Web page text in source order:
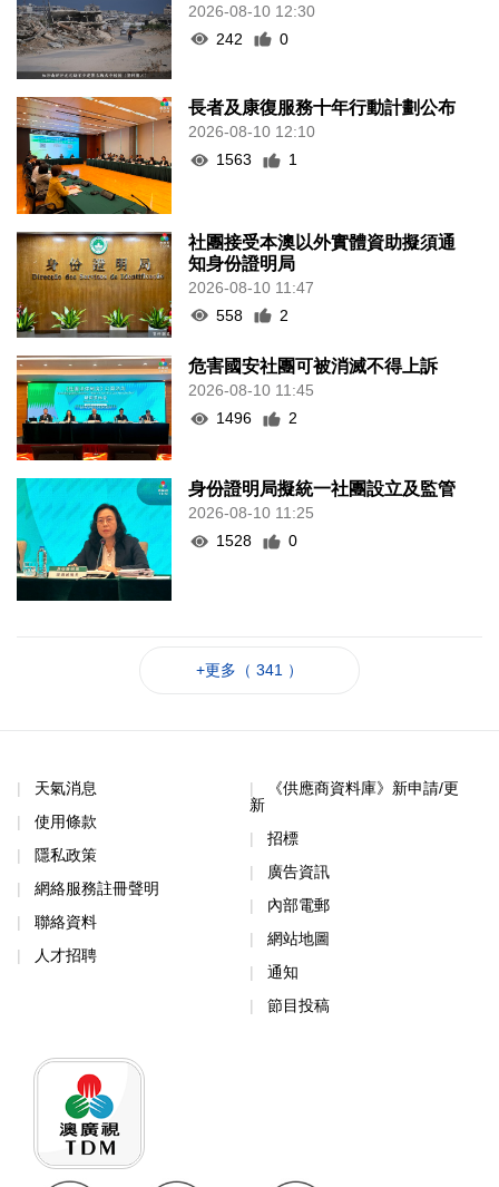
2026-08-10 12:30
242
0
長者及康復服務十年行動計劃公布
2026-08-10 12:10
1563
1
社團接受本澳以外實體資助擬須通
知身份證明局
2026-08-10 11:47
558
2
危害國安社團可被消滅不得上訴
2026-08-10 11:45
1496
2
身份證明局擬統一社團設立及監管
2026-08-10 11:25
1528
0
+更多（ 341 ）
天氣消息
使用條款
隱私政策
網絡服務註冊聲明
聯絡資料
人才招聘
《供應商資料庫》新申請/更
新
招標
廣告資訊
內部電郵
網站地圖
通知
節目投稿